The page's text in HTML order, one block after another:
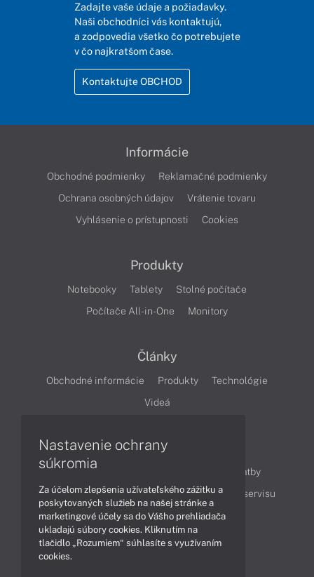
Zadajte vaše údaje a požiadavky.
Naši obchodníci vás kontaktujú,
a zodpovedia všetko čo potrebujete
v čo najkratšom čase.
Kontaktujte OBCHOD
Informácie
Obchodné podmienky
Reklamačné podmienky
Ochrana osobných údajov
Vrátenie tovaru
Vyhlásenie o prístupnosti
Cookies
Produkty
Notebooky Tablety
Stolné počítače
Počítače All-in-One
Monitory
Články
Obchodné informácie Produkty
Technológie
Videá
Obsah
Ako nakupovať
Možnosti doručenia a platby
Podpora a servis
Servisné služby Cenník servisu
Kontakty
Nastavenie ochrany
súkromia
Za účelom zlepšenia užívateľského zážitku a
poskytovaných služieb na našej stránke a
marketingové účely sa do Vášho prehliadača
ukladajú súbory cookies. Kliknutím na
tlačidlo „Rozumiem“ súhlasíte s využívaním
cookies.